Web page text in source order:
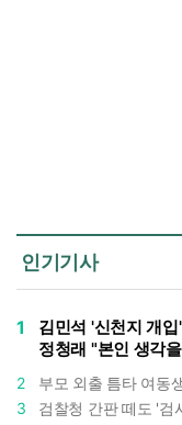
인기기사
1
김민석 '신천지 개
정청래 "본인 생각
2
3